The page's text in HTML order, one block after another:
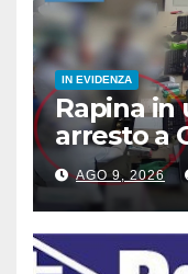
IN EVIDENZA
Rapina in
arresto a
AGO 9, 2026